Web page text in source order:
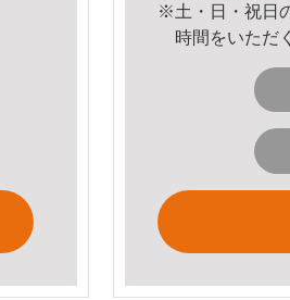
※土・日・祝日
時間をいただ